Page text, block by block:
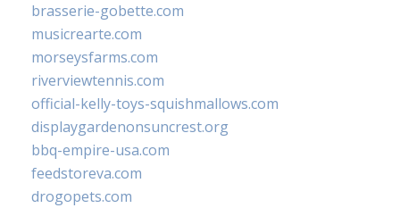
brasserie-gobette.com
musicrearte.com
morseysfarms.com
riverviewtennis.com
official-kelly-toys-squishmallows.com
displaygardenonsuncrest.org
bbq-empire-usa.com
feedstoreva.com
drogopets.com